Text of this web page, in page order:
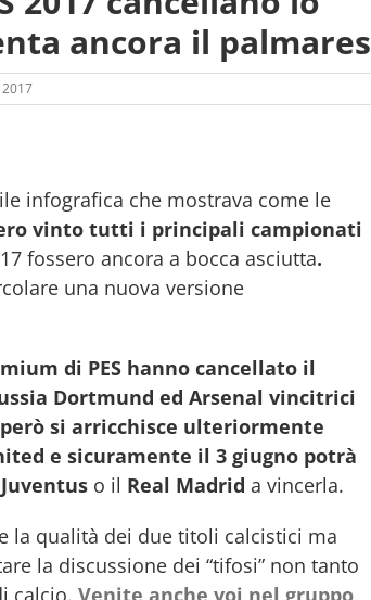
ancora il palmares
infografica che mostrava come le
vinto tutti i principali campionati
fossero ancora a bocca asciutta.
una nuova versione
di PES hanno cancellato il
Dortmund ed Arsenal vincitrici
si arricchisce ulteriormente
e sicuramente il 3 giugno potrà
Juventus o il Real Madrid a vincerla.
la qualità dei due titoli calcistici ma
la discussione dei “tifosi” non tanto
calcio. Venite anche voi nel gruppo